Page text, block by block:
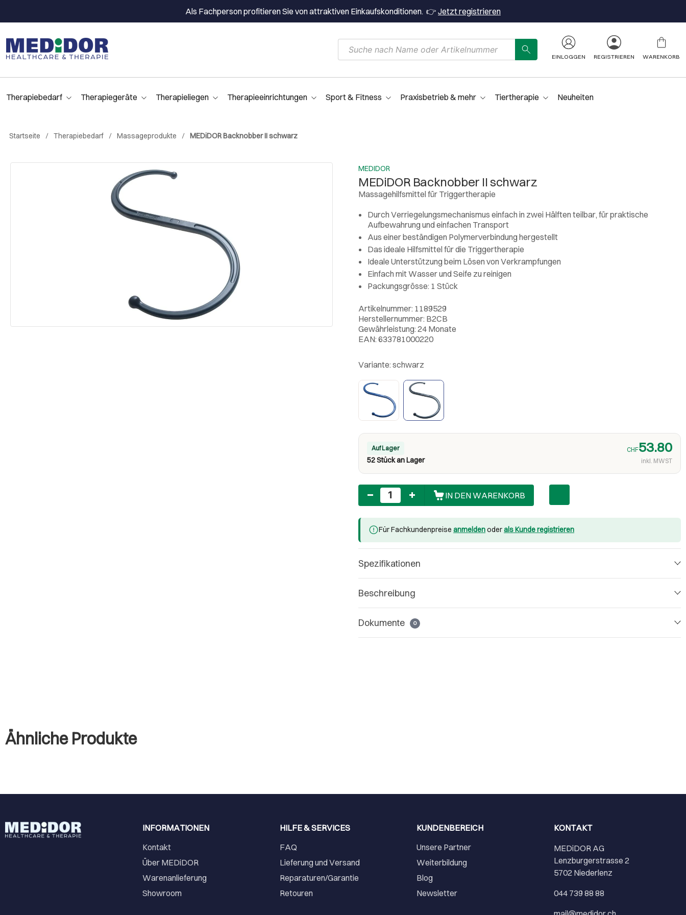
Als Fachperson profitieren Sie von attraktiven Einkaufskonditionen. 👉 Jetzt registrieren
EINLOGGEN REGISTRIEREN WARENKORB
Therapiebedarf Therapiegeräte Therapieliegen Therapieeinrichtungen Sport & Fitness Praxisbetrieb & mehr Tiertherapie Neuheiten
Startseite Therapiebedarf Massageprodukte MEDiDOR Backnobber II schwarz
MEDIDOR
MEDiDOR Backnobber II schwarz
Massagehilfsmittel für Triggertherapie
Durch Verriegelungsmechanismus einfach in zwei Hälften teilbar, für praktische
Aufbewahrung und einfachen Transport
Aus einer beständigen Polymerverbindung hergestellt
Das ideale Hilfsmittel für die Triggertherapie
Ideale Unterstützung beim Lösen von Verkrampfungen
Einfach mit Wasser und Seife zu reinigen
Packungsgrösse: 1 Stück
Artikelnummer: 1189529
Herstellernummer: B2CB
Gewährleistung: 24 Monate
EAN: 633781000220
Variante: schwarz
Auf Lager
52 Stück an Lager
CHF53.80
inkl. MWST
Anzahl
IN DEN WARENKORB
Für Fachkundenpreise anmeldenoderals Kunde registrieren
Spezifikationen
Beschreibung
Dokumente 0
Ähnliche Produkte
INFORMATIONEN
Kontakt
Über MEDiDOR
Warenanlieferung
Showroom
HILFE & SERVICES
FAQ
Lieferung und Versand
Reparaturen/Garantie
Retouren
KUNDENBEREICH
Unsere Partner
Weiterbildung
Blog
Newsletter
KONTAKT
MEDiDOR AG
Lenzburgerstrasse 2
5702 Niederlenz
044 739 88 88